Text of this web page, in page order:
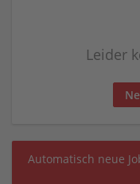
Leider
Automatisch neue